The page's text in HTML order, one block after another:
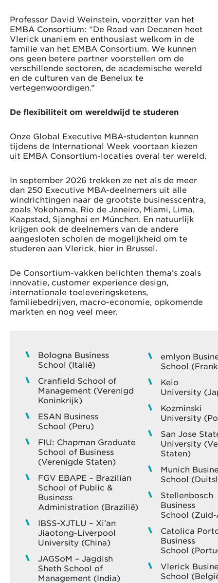
Professor David Weinstein, voorzitter van het
EMBA Consortium: “De Raad van Decanen heet
Vlerick unaniem en enthousiast welkom in de
familie van het EMBA Consortium. We kunnen
ons geen betere partner voorstellen om de
verschillende sectoren, de academische wereld
en de culturen van de Benelux te
vertegenwoordigen.”
De flexibiliteit om wereldwijd te studeren
Onze Global Executive MBA-studenten kunnen
tijdens de International Week voortaan kiezen
uit EMBA Consortium-locaties overal ter wereld.
In september 2026 trekken ze net als de meer
dan 250 Executive MBA-deelnemers uit alle
windrichtingen naar de grootste businesscentra,
zoals Yokohama, Rio de Janeiro, Miami, Lima,
Kaapstad, Sjanghai en München. En natuurlijk
krijgen ook de deelnemers van de andere
aangesloten scholen de mogelijkheid om te
studeren aan Vlerick, hier in Brussel.
De Consortium-vakken belichten thema’s zoals
innovatie, customer experience design,
internationale toeleveringsketens,
familiebedrijven, macro-economie, opkomende
markten en nog veel meer.
Bologna Business
School (Italië)
Cranfield School of
Management (Verenigd
Koninkrijk)
ESAN Business
School (Peru)
FIU: Chapman Graduate
School of Business
(Verenigde Staten)
FGV EBAPE – Brazilian
School of Public &
Business
Administration (Brazilië)
IBSS-XJTLU – Xi’an
Jiaotong-Liverpool
University (China)
JAGSoM – Jagdish
Sheth School of
Management (India)
emlyon
School
Keio
University
Kozminski
University
San Jose
University
Staten)
Munich
School
Stellenbosch
Business
School
Catolica
Business
School
Vlerick
School